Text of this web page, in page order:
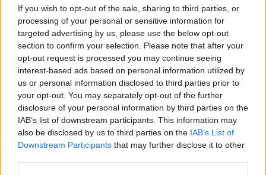
If you wish to opt-out of the sale, sharing to third parties, or
processing of your personal or sensitive information for
targeted advertising by us, please use the below opt-out
section to confirm your selection. Please note that after your
opt-out request is processed you may continue seeing
interest-based ads based on personal information utilized by
us or personal information disclosed to third parties prior to
your opt-out. You may separately opt-out of the further
disclosure of your personal information by third parties on the
IAB’s list of downstream participants. This information may
also be disclosed by us to third parties on the IAB’s List of
Downstream Participants that may further disclose it to other
γεωπολιτικών συγκρούσεων στη Μέση Ανατολή.
Ακολουθήστε το στοGoogle News
και μάθετε πρώτοι όλα τα επιχειρηματικά νέα
Δείτε όλες τις τελευταίες επιχειρηματικές
Ειδήσειςαπό την Ελλάδα και τον κόσμο στο